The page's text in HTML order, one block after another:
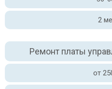
2
Ремонт платы
от